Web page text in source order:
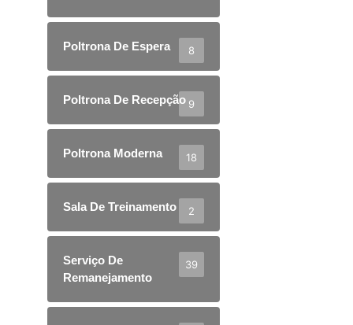
Poltrona De Espera 8
Poltrona De Recepção 9
Poltrona Moderna 18
Sala De Treinamento 2
Serviço De
Remanejamento
39